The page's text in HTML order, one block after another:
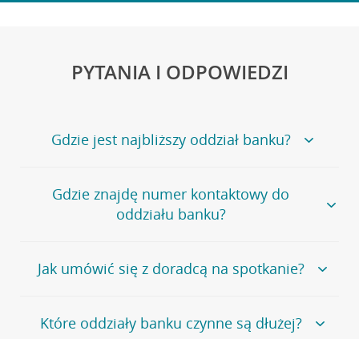
PYTANIA I ODPOWIEDZI
Gdzie jest najbliższy oddział banku?
Jeśli szukasz oddziału naszego banku, zapraszamy na
stronęPlacówki i bankomaty, na której znajduje się
wygodna wyszukiwarka.
oddziałów
Gdzie znajdę numer kontaktowy do
oddziału banku?
Bank Credit Agricole nie udostępnia ogólnego numeru
telefonu do placówki bankowej.
umówienia się z doradcą w placówce bankowej .
Jak umówić się z doradcą na spotkanie?
Jeśli jesteś już naszym
klientemmożeszsamodzielnieumówić się na spotkanie z
Które oddziały banku czynne są dłużej?